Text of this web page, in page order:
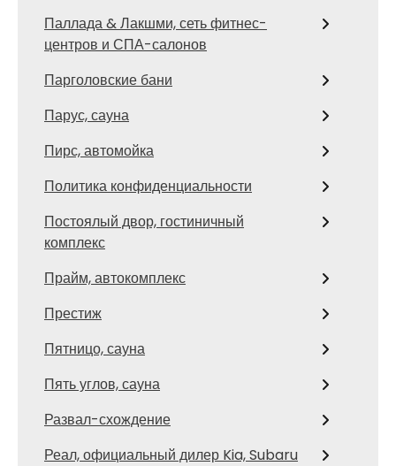
Паллада & Лакшми, сеть фитнес-
центров и СПА-салонов
Парголовские бани
Парус, сауна
Пирс, автомойка
Политика конфиденциальности
Постоялый двор, гостиничный
комплекс
Прайм, автокомплекс
Престиж
Пятницо, сауна
Пять углов, сауна
Развал-схождение
Реал, официальный дилер Kia, Subaru